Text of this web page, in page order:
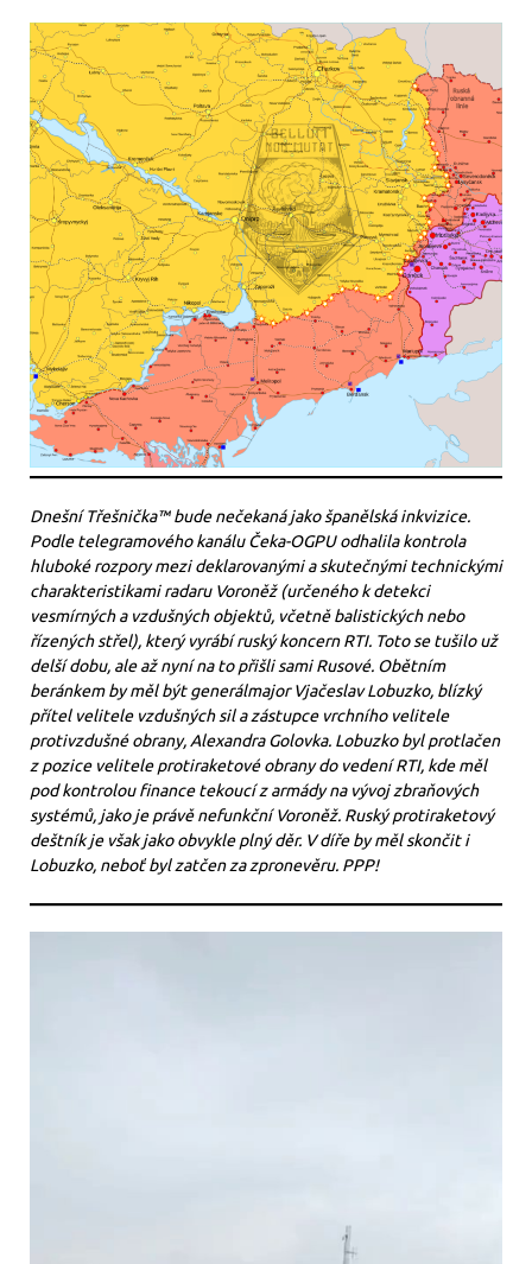
Dnešní Třešnička™ bude nečekaná jako španělská inkvizice.
Podle telegramového kanálu Čeka-OGPU odhalila kontrola
hluboké rozpory mezi deklarovanými a skutečnými technickými
charakteristikami radaru Voroněž (určeného k detekci
vesmírných a vzdušných objektů, včetně balistických nebo
řízených střel), který vyrábí ruský koncern RTI. Toto se tušilo už
delší dobu, ale až nyní na to přišli sami Rusové. Obětním
beránkem by měl být generálmajor Vjačeslav Lobuzko, blízký
přítel velitele vzdušných sil a zástupce vrchního velitele
protivzdušné obrany, Alexandra Golovka. Lobuzko byl protlačen
z pozice velitele protiraketové obrany do vedení RTI, kde měl
pod kontrolou finance tekoucí z armády na vývoj zbraňových
systémů, jako je právě nefunkční Voroněž. Ruský protiraketový
deštník je však jako obvykle plný děr. V díře by měl skončit i
Lobuzko, neboť byl zatčen za zpronevěru. PPP!